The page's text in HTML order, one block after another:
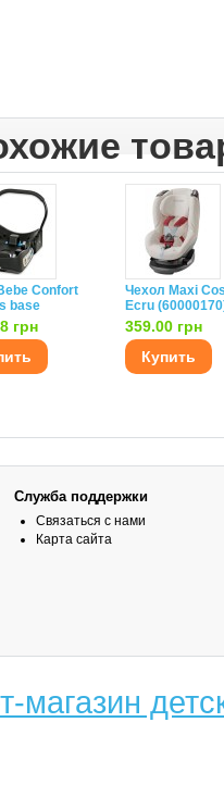
Confort
base
грн
Чехол Maxi
Ecru
359.00 грн
Купить
Служба поддержки
Связаться с нами
Карта сайта
магазин